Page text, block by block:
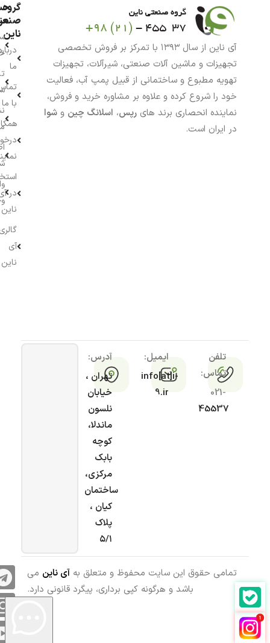
آی ناین از سال ۱۳۹۳ با تمرکز بر فروش تخصصی
تجهیزات و ماشین آلات صنعتی، شیرآلات، تجهیزات
تهویه مطبوع و ساختمانی از قبیل پمپ آب، فعالیت
خود را شروع کرده و علاوه بر مشاوره خرید و فروش،
نماینده انحصاری برند های رپس، اسلانگ چین و شوا
در ایران است.
گروه
ناین
ما
با ما
در
ناین
آی
ناین
تلفن
تماس:
021-
45537
ایمیل:
info[at]i-
9.ir
آدرس:
تهران ،
خیابان
نلسون
ماندلا،
کوچه
بابک
مرکزی،
ساختمان
کیان ،
پلاک
۵/۱
تمامی حقوق این سایت محفوظ و متعلق به آی ناین می
باشد و هرگونه کپی برداری، پیگرد قانونی دارد.